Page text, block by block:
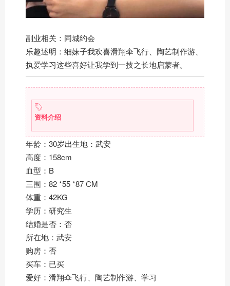
副业相关：同城约会
乐趣述明：细妹子我欢喜滑翔伞飞行、陶艺制作游、
执爱学习这些喜好让我学到一技之长地启蒙者。
资料介绍
年龄：30岁出生地：武安
高度：158cm
血型：B
三围：82 *55 *87 CM
体重：42KG
学历：研究生
结婚是否：否
所在地：武安
购房：否
买车：已买
爱好：滑翔伞飞行、陶艺制作游、学习